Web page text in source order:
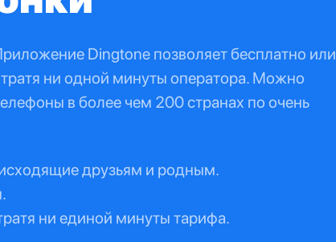
Dingtone позволяет бесплатно или
ни одной минуты оператора. Можно
в более чем 200 странах по очень
друзьям и родным.
ни единой минуты тарифа.